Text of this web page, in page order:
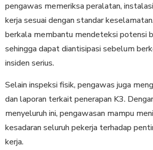
pengawas memeriksa peralatan,
kerja sesuai dengan standar
berkala membantu mendeteksi potensi
sehingga dapat diantisipasi sebelum
insiden serius.
Selain inspeksi fisik, pengawas juga
dan laporan terkait penerapan K3.
menyeluruh ini, pengawasan mampu
kesadaran seluruh pekerja terhadap
kerja.